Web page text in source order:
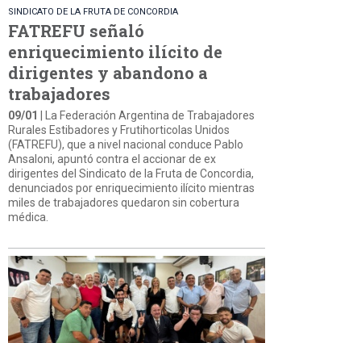
SINDICATO DE LA FRUTA DE CONCORDIA
FATREFU señaló
enriquecimiento ilícito de
dirigentes y abandono a
trabajadores
09/01
| La Federación Argentina de Trabajadores
Rurales Estibadores y Frutihorticolas Unidos
(FATREFU), que a nivel nacional conduce Pablo
Ansaloni, apuntó contra el accionar de ex
dirigentes del Sindicato de la Fruta de Concordia,
denunciados por enriquecimiento ilícito mientras
miles de trabajadores quedaron sin cobertura
médica.